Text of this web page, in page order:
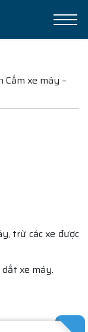
Cấm xe máy –
trừ các xe được
xe máy.